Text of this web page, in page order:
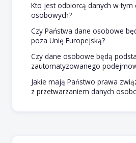
Kto jest odbiorcą danych w tym
osobowych?
Czy Państwa dane osobowe
poza Unię Europejską?
Czy dane osobowe będą
zautomatyzowanego
Jakie mają Państwo prawa
z przetwarzaniem danych